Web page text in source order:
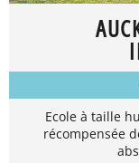
Ecole à taille
récompensée